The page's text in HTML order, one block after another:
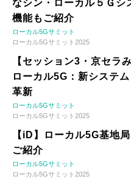
なシン・ローカル５Ｇシ
機能もご紹介
ローカル5Gサミット
ローカル5Gサミット2025
【セッション3・京セラ
ローカル5G：新システ
革新
ローカル5Gサミット
ローカル5Gサミット2025
【iD】ローカル5G基地
ご紹介
ローカル5Gサミット
ローカル5Gサミット2025